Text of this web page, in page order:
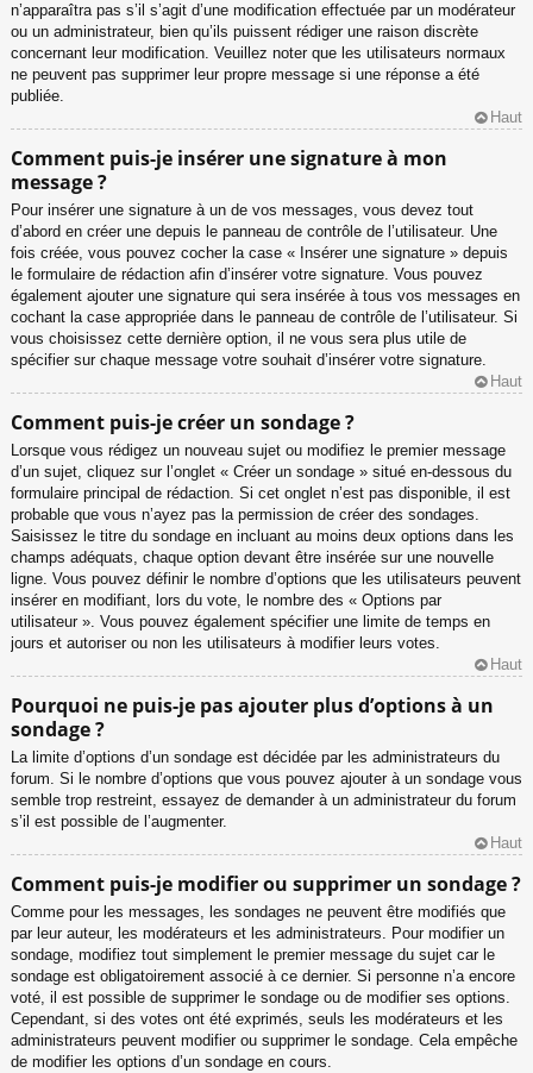
n’apparaîtra pas s’il s’agit d’une modification effectuée par un modérateur
ou un administrateur, bien qu’ils puissent rédiger une raison discrète
concernant leur modification. Veuillez noter que les utilisateurs normaux
ne peuvent pas supprimer leur propre message si une réponse a été
publiée.
Haut
Comment puis-je insérer une signature à mon
message ?
Pour insérer une signature à un de vos messages, vous devez tout
d’abord en créer une depuis le panneau de contrôle de l’utilisateur. Une
fois créée, vous pouvez cocher la case « Insérer une signature » depuis
le formulaire de rédaction afin d’insérer votre signature. Vous pouvez
également ajouter une signature qui sera insérée à tous vos messages en
cochant la case appropriée dans le panneau de contrôle de l’utilisateur. Si
vous choisissez cette dernière option, il ne vous sera plus utile de
spécifier sur chaque message votre souhait d’insérer votre signature.
Haut
Comment puis-je créer un sondage ?
Lorsque vous rédigez un nouveau sujet ou modifiez le premier message
d’un sujet, cliquez sur l’onglet « Créer un sondage » situé en-dessous du
formulaire principal de rédaction. Si cet onglet n’est pas disponible, il est
probable que vous n’ayez pas la permission de créer des sondages.
Saisissez le titre du sondage en incluant au moins deux options dans les
champs adéquats, chaque option devant être insérée sur une nouvelle
ligne. Vous pouvez définir le nombre d’options que les utilisateurs peuvent
insérer en modifiant, lors du vote, le nombre des « Options par
utilisateur ». Vous pouvez également spécifier une limite de temps en
jours et autoriser ou non les utilisateurs à modifier leurs votes.
Haut
Pourquoi ne puis-je pas ajouter plus d’options à un
sondage ?
La limite d’options d’un sondage est décidée par les administrateurs du
forum. Si le nombre d’options que vous pouvez ajouter à un sondage vous
semble trop restreint, essayez de demander à un administrateur du forum
s’il est possible de l’augmenter.
Haut
Comment puis-je modifier ou supprimer un sondage ?
Comme pour les messages, les sondages ne peuvent être modifiés que
par leur auteur, les modérateurs et les administrateurs. Pour modifier un
sondage, modifiez tout simplement le premier message du sujet car le
sondage est obligatoirement associé à ce dernier. Si personne n’a encore
voté, il est possible de supprimer le sondage ou de modifier ses options.
Cependant, si des votes ont été exprimés, seuls les modérateurs et les
administrateurs peuvent modifier ou supprimer le sondage. Cela empêche
de modifier les options d’un sondage en cours.